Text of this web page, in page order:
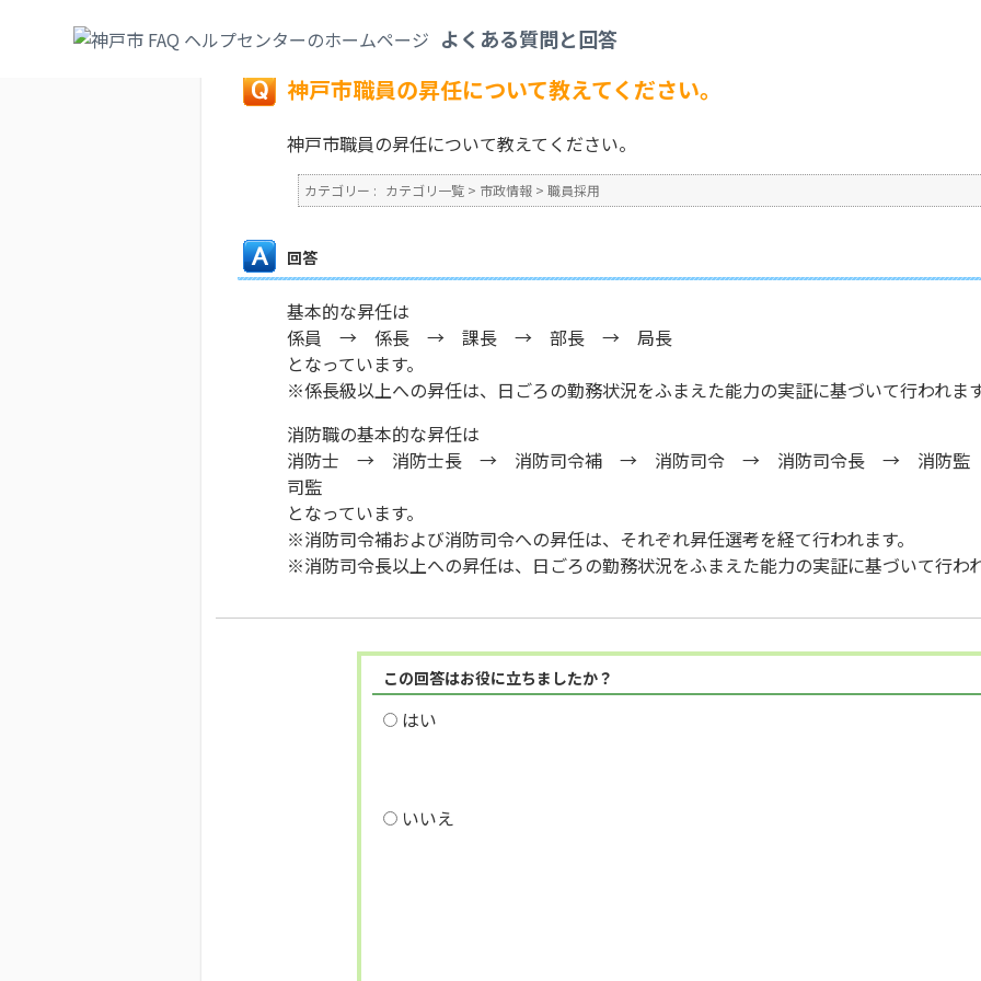
よくある質問と回答
戻る
神戸市職員の昇任について教えてください。
神戸市職員の昇任について教えてください。
カテゴリー : カテゴリ一覧 > 市政情報 > 職員採用
回答
基本的な昇任は
係員 → 係長 → 課長 → 部長 → 局長
となっています。
※係長級以上への昇任は、日ごろの勤務状況をふまえた能力の実証に基づいて行われま
消防職の基本的な昇任は
消防士 → 消防士長 → 消防司令補 → 消防司令 → 消防司令長 → 消防
司監
となっています。
※消防司令補および消防司令への昇任は、それぞれ昇任選考を経て行われます。
※消防司令長以上への昇任は、日ごろの勤務状況をふまえた能力の実証に基づいて行わ
この回答はお役に立ちましたか？
はい
いいえ